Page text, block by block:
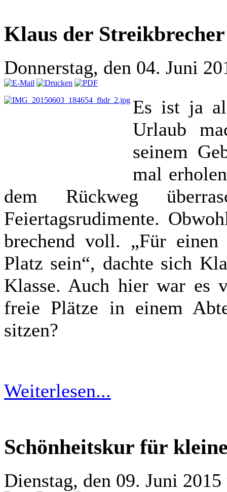
Klaus der Streikbrecher
Donnerstag, den 04. Juni
Es ist ja
Urlaub
seinem
mal
dem Rückweg
Feiertagsrudimente.
brechend voll. „Für
Platz sein“, dachte sich
Klasse. Auch hier war es
freie Plätze in einem
sitzen?
Weiterlesen...
Schönheitskur für
Dienstag, den 09. Juni